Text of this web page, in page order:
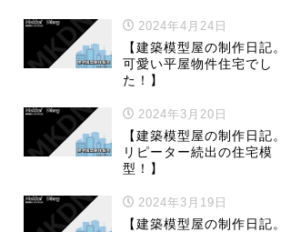
2024年4月24日
【建築模型屋の制作日記。
可愛い平屋物件住宅でし
た！】
2024年3月20日
【建築模型屋の制作日記。
リピーター続出の住宅模
型！】
2024年3月19日
【建築模型屋の制作日記。